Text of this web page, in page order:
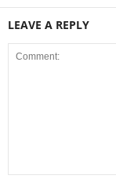
LEAVE A REPLY